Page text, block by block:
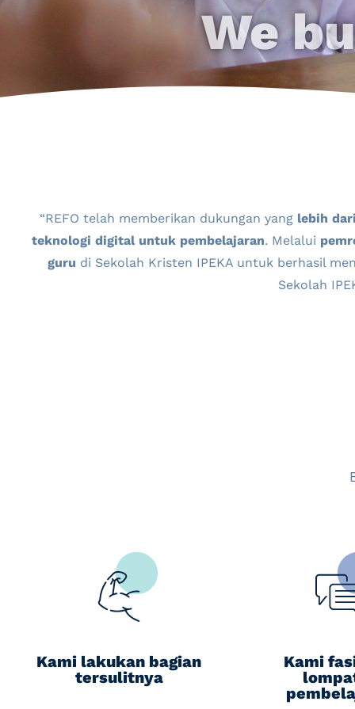
We
“REFO telah memberikan dukungan yang lebih
teknologi digital untuk pembelajaran. Melalui
guru di Sekolah Kristen IPEKA untuk berhasil
Sekolah
Kami lakukan bagian
tersulitnya
Kami